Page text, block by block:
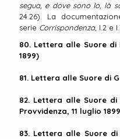
segua, e dove sono Io, là
24.26). La
serie Corrispondenza, I.2 e
80. Lettera alle Suore di
1899)
81. Lettera alle Suore di
82. Lettera alle Suore di
Provvidenza, 11 luglio
83. Lettera alle Suore di